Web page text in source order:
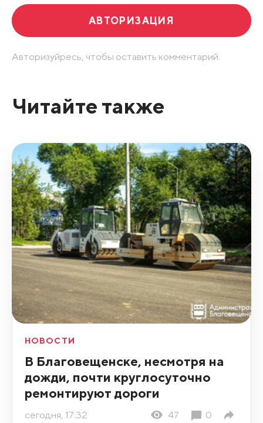
АВТОРИЗАЦИЯ
Авторизуйресь, чтобы оставить комментарий.
Читайте также
НОВОСТИ
В Благовещенске, несмотря на
дожди, почти круглосуточно
ремонтируют дороги
сегодня, 17:32 47 0